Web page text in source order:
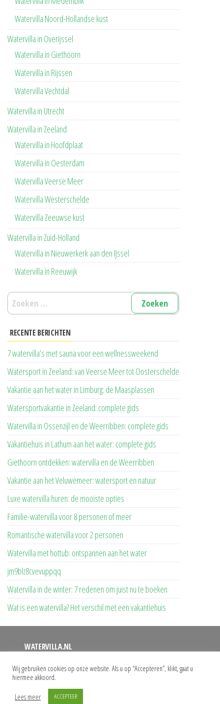
Watervilla Noord-Hollandse kust
Watervilla in Overijssel
Watervilla in Giethoorn
Watervilla in Rijssen
Watervilla Vechtdal
Watervilla in Utrecht
Watervilla in Zeeland
Watervilla in Hoofdplaat
Watervilla in Oesterdam
Watervilla Veerse Meer
Watervilla Westerschelde
Watervilla Zeeuwse kust
Watervilla in Zuid-Holland
Watervilla in Nieuwerkerk aan den IJssel
Watervilla in Reeuwijk
Zoeken
naar:
RECENTE BERICHTEN
7 watervilla’s met sauna voor een wellnessweekend
Watersport in Zeeland: van Veerse Meer tot Oosterschelde
Vakantie aan het water in Limburg: de Maasplassen
Watersportvakantie in Zeeland: complete gids
Watervilla in Ossenzijl en de Weerribben: complete gids
Vakantiehuis in Lathum aan het water: complete gids
Giethoorn ontdekken: watervilla en de Weerribben
Vakantie aan het Veluwemeer: watersport en natuur
Luxe watervilla huren: de mooiste opties
Familie-watervilla voor 8 personen of meer
Romantische watervilla voor 2 personen
Watervilla met hottub: ontspannen aan het water
jm9blz8cvevuppqq
Watervilla in de winter: 7 redenen om juist nu te boeken
Wat is een watervilla? Het verschil met een vakantiehuis
WATERVILLA.NL
Op deze website vindt u een overzicht van alle watervilla’s
waar u uw vakantie kunt doorbrengen. Bij ons vindt u het
grootste aanbod watervilla’s met eigen aanlegsteiger.
Wij gebruiken cookies op onze website. Als u op “Accepteren”, klikt, gaat u
hiermee akkoord.
Lees meer
ACCEPTEER